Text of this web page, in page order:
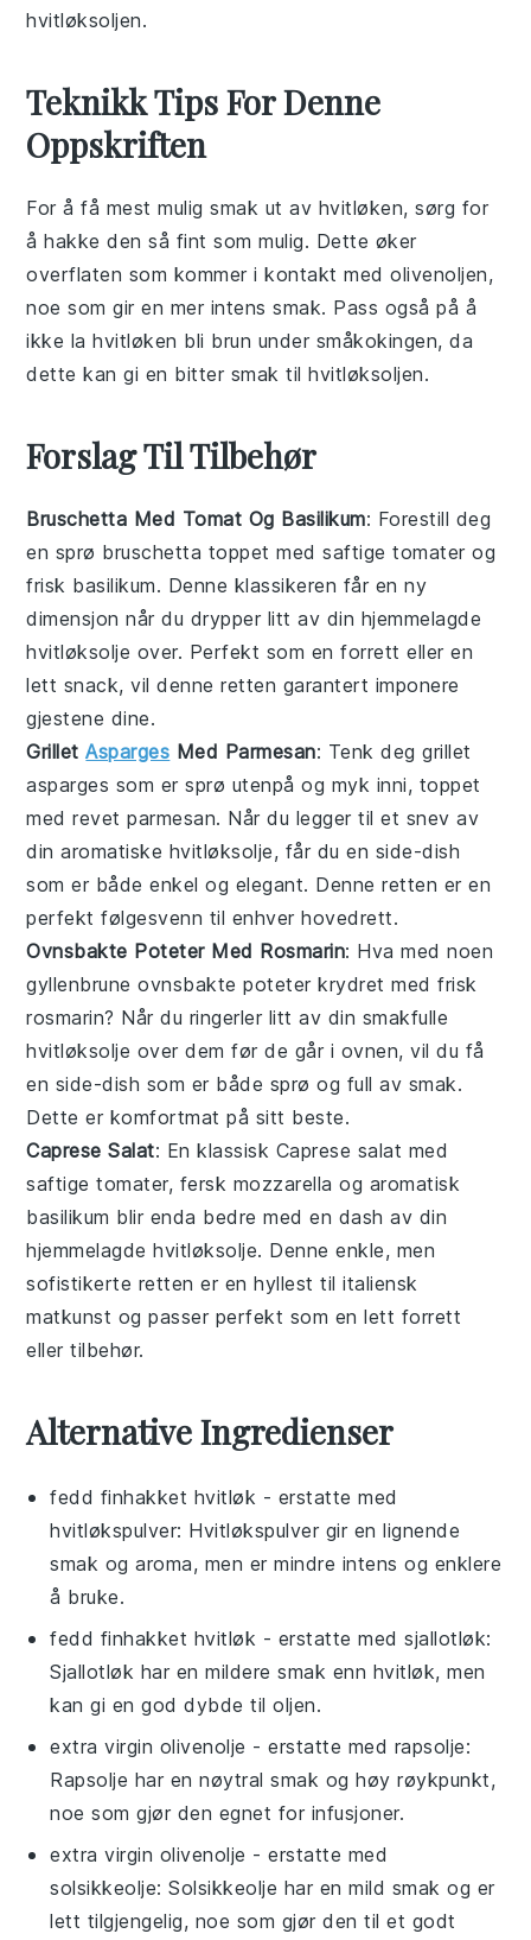
hvitløksoljen.
Teknikk Tips For Denne
Oppskriften
For å få mest mulig smak ut av hvitløken, sørg for
å hakke den så fint som mulig. Dette øker
overflaten som kommer i kontakt medolivenoljen,
noe som gir en mer intens smak. Pass også på å
ikke la hvitløken bli brun under småkokingen, da
dette kan gi en bitter smak tilhvitløksoljen.
Forslag Til Tilbehør
Bruschetta Med Tomat Og Basilikum: Forestill deg
en sprø bruschetta toppet med saftigetomater og
frisk basilikum. Denne klassikeren får en ny
dimensjon når du drypper litt av din hjemmelagde
hvitløksolje over. Perfekt som en forrett eller en
lett snack, vil denne retten garantert imponere
gjestene dine.
GrilletAsparges Med Parmesan: Tenk deggrillet
asparges som er sprø utenpå og myk inni, toppet
med revetparmesan. Når du legger til et snev av
din aromatiske hvitløksolje, får du en side-dish
som er både enkel og elegant. Denne retten er en
perfekt følgesvenn til enhver hovedrett.
Ovnsbakte Poteter Med Rosmarin: Hva med noen
gyllenbruneovnsbakte poteter krydret med frisk
rosmarin? Når du ringerler litt av din smakfulle
hvitløksolje over dem før de går i ovnen, vil du få
en side-dish som er både sprø og full av smak.
Dette er komfortmat på sitt beste.
Caprese Salat: En klassisk Caprese salat med
saftigetomater, fersk mozzarella og aromatisk
basilikum blir enda bedre med en dash av din
hjemmelagdehvitløksolje. Denne enkle, men
sofistikerte retten er en hyllest til italiensk
matkunst og passer perfekt som en lett forrett
eller tilbehør.
Alternative Ingredienser
fedd finhakket hvitløk - erstatte med
hvitløkspulver: Hvitløkspulver gir en lignende
smak og aroma, men er mindre intens og enklere
å bruke.
fedd finhakket hvitløk - erstatte medsjallotløk:
Sjallotløk har en mildere smak enn hvitløk, men
kan gi en god dybde til oljen.
extra virgin olivenolje - erstatte med rapsolje:
Rapsolje har en nøytral smak og høy røykpunkt,
noe som gjør den egnet for infusjoner.
extra virgin olivenolje - erstatte med
solsikkeolje: Solsikkeolje har en mild smak og er
lett tilgjengelig, noe som gjør den til et godt